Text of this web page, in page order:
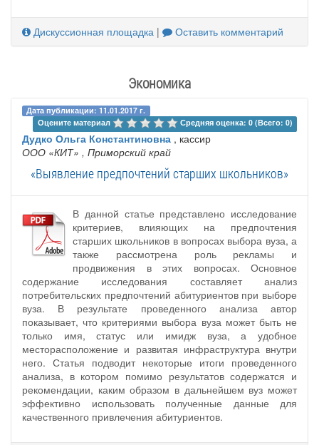
Дискуссионная площадка | Оставить комментарий
Экономика
Дата публикации: 11.01.2017 г.
Оцените материал
Средняя оценка: 0 (Всего: 0)
Дудко Ольга Константиновна , кассир
ООО «КИТ» , Приморский край
«Выявление предпочтений старших школьников»
В данной статье представлено исследование
критериев, влияющих на предпочтения
старших школьников в вопросах выбора вуза, а
также рассмотрена роль рекламы и
продвижения в этих вопросах. Основное
содержание исследования составляет анализ
потребительских предпочтений абитуриентов при выборе
вуза. В результате проведенного анализа автор
показывает, что критериями выбора вуза может быть не
только имя, статус или имидж вуза, а удобное
месторасположение и развитая инфраструктура внутри
него. Статья подводит некоторые итоги проведенного
анализа, в котором помимо результатов содержатся и
рекомендации, каким образом в дальнейшем вуз может
эффективно использовать полученные данные для
качественного привлечения абитуриентов.